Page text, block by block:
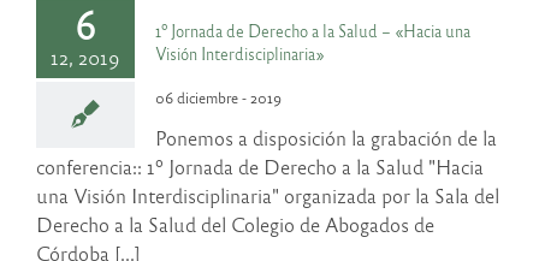
6
12, 2019
1º Jornada de Derecho a la Salud – «Hacia una
Visión Interdisciplinaria»
06 diciembre - 2019
Ponemos a disposición la grabación de la
conferencia:: 1º Jornada de Derecho a la Salud "Hacia
una Visión Interdisciplinaria" organizada por la Sala del
Derecho a la Salud del Colegio de Abogados de
Córdoba [...]